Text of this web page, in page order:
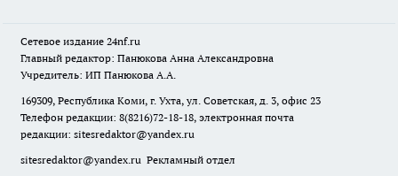
Сетевое издание 24nf.ru
Главный редактор: Панюкова Анна Александровна
Учредитель: ИП Панюкова А.А.
169309, Республика Коми, г. Ухта, ул. Советская, д. 3, офис 23
Телефон редакции: 8(8216)72-18-18, электронная почта
редакции: sitesredaktor@yandex.ru
sitesredaktor@yandex.ru Рекламный отдел